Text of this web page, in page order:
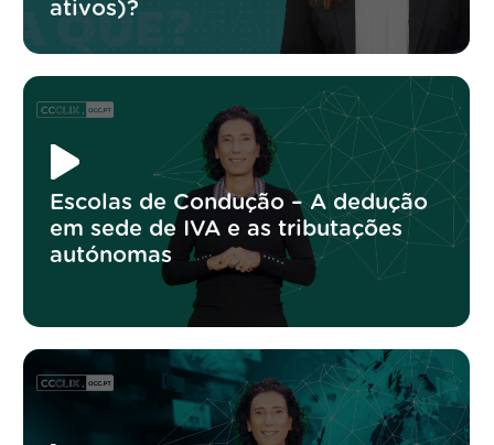
ativos)?
Escolas de Condução – A dedução
em sede de IVA e as tributações
autónomas